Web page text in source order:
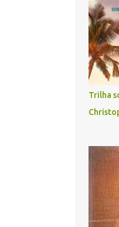
Trilha